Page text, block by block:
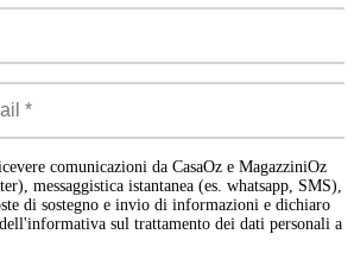
comunicazioni da CasaOz e MagazziniOz
messaggistica istantanea (es. whatsapp, SMS),
di sostegno e invio di informazioni e dichiaro
sul trattamento dei dati personali a